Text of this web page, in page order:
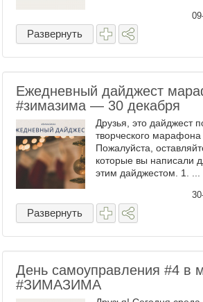
Развернуть
Ежедневный дайджест
#зимазима — 30 декабря
Друзья, это дайджест
творческого марафона
Пожалуйста,
которые вы написали
этим дайджестом. 1. ...
Развернуть
День самоуправления #4 в
#ЗИМАЗИМА